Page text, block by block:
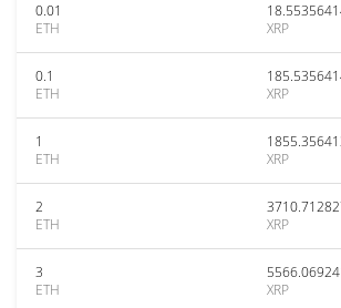
0.01
ETH
XRP
0.1
ETH
XRP
1
ETH
XRP
2
ETH
XRP
3
ETH
XRP